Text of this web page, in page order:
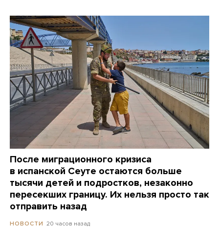
После миграционного кризиса
в испанской Сеуте остаются больше
тысячи детей и подростков, незаконно
пересекших границу. Их нельзя просто так
отправить назад
НОВОСТИ 20 часов назад